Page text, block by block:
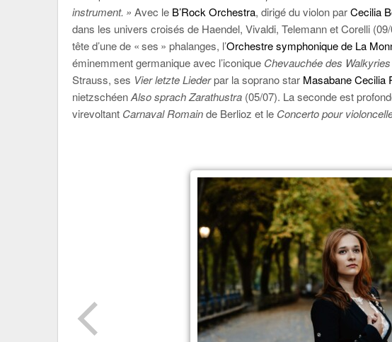
instrument. » Avec le B’Rock Orchestra, dirigé du violon parCecilia
dans les univers croisés de Haendel, Vivaldi, Telemann et Corelli
tête d’une de « ses » phalanges, l’Orchestre symphonique de La
éminemment germanique avec l’iconique Chevauchée des Walkyries
Strauss, ses Vier letzte Liederpar la soprano star Masabane Cecilia
nietzschéenAlso sprach Zarathustra (05/07). La seconde est
virevoltant Carnaval Romainde Berlioz et le Concerto pour